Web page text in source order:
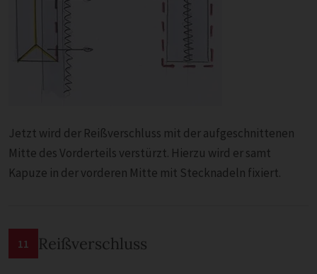
Jetzt wird der Reißverschluss mit der aufgeschnittenen
Mitte des Vorderteils verstürzt. Hierzu wird er samt
Kapuze in der vorderen Mitte mit Stecknadeln fixiert.
11 Reißverschluss